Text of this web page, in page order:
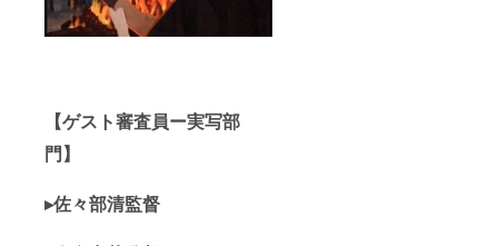
【ゲスト審査員ー実写部
門】
▸佐々部清監督